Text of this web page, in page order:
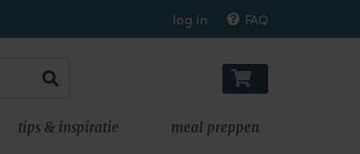
log in FAQ
tips & inspiratie meal preppen